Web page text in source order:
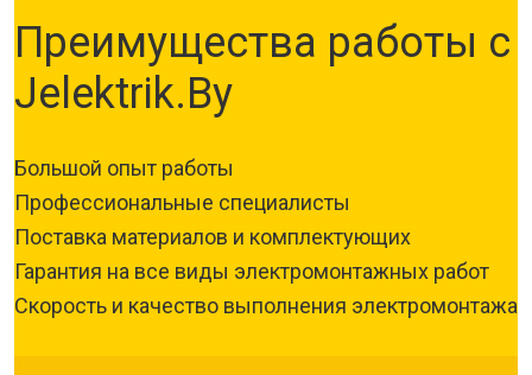
Преимущества работы с
Jelektrik.By
Большой опыт работы
Профессиональные специалисты
Поставка материалов и комплектующих
Гарантия на все виды электромонтажных работ
Скорость и качество выполнения электромонтажа